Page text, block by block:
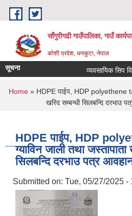
Skip to main content
साँगुरीगढी गाउँपालिका, गाउँ
कोशी प्रदेश, धनकुटा, नेपाल
सूचना व्यवसायिक सिप
You are here
Home» HDPE पाईप, HDP polyethene
खरिद सम्बन्धी सिलबन्दि दरभाउ
HDPE पाईप, HDP
ग्याविन जाली तथा जस्तापाता
सिलबन्दि दरभाउ पत्र
Submitted on: Tue, 05/27/2025 -